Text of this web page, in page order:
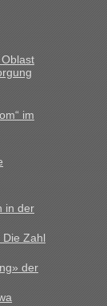
"auf dieser
dem Zug in
es ein Zug von
kann man die
Umsteigefreie
im Gepäck
im
in der
Die Zahl
der